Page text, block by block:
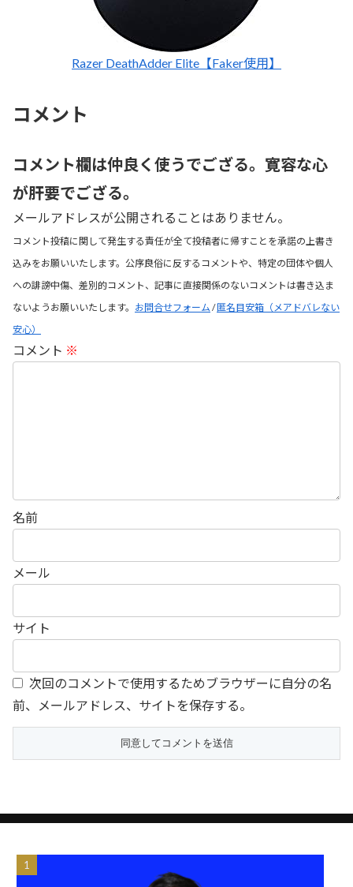
Razer DeathAdder Elite【Faker使用】
コメント
コメント欄は仲良く使うでござる。寛容な心
が肝要でござる。
メールアドレスが公開されることはありません。
コメント投稿に関して発生する責任が全て投稿者に帰すことを承諾の上書き
込みをお願いいたします。公序良俗に反するコメントや、特定の団体や個人
への誹謗中傷、差別的コメント、記事に直接関係のないコメントは書き込ま
ないようお願いいたします。 お問合せフォーム /匿名目安箱（メアドバレない
安心）
コメント ※
名前
メール
サイト
次回のコメントで使用するためブラウザーに自分の名
前、メールアドレス、サイトを保存する。